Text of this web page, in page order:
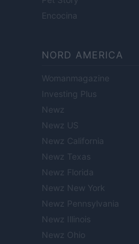
Encocina
NORD AMERICA
Womanmagazine
Investing Plus
Newz
Newz US
Newz California
Newz Texas
Newz Florida
Newz New York
Newz Pennsylvania
Newz Illinois
Newz Ohio